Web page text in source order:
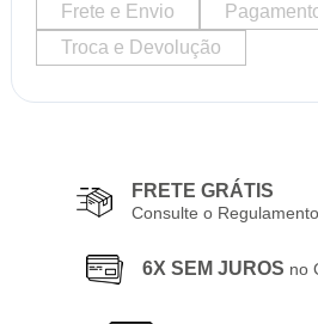
Frete e Envio
Troca e Devolução
FRETE GRÁTIS
Consulte o Regulamento
6X SEM JUROS no